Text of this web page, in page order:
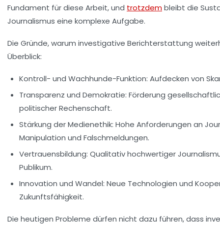
Fundament für diese Arbeit, und trotzdembleibt die
Journalismus eine komplexe Aufgabe.
Die Gründe, warum investigative Berichterstattung
Überblick:
Kontroll- und Wachhunde-Funktion: Aufdecken von
Transparenz und Demokratie: Förderung
politischer Rechenschaft.
Stärkung der Medienethik: Hohe Anforderungen an
Manipulation und Falschmeldungen.
Vertrauensbildung: Qualitativ hochwertiger
Publikum.
Innovation und Wandel: Neue Technologien und
Zukunftsfähigkeit.
Die heutigen Probleme dürfen nicht dazu führen, dass